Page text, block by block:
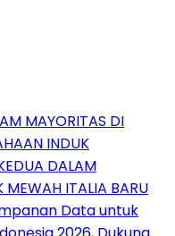
MAYORITAS DI
INDUK
DALAM
MEWAH ITALIA BARU
Data untuk